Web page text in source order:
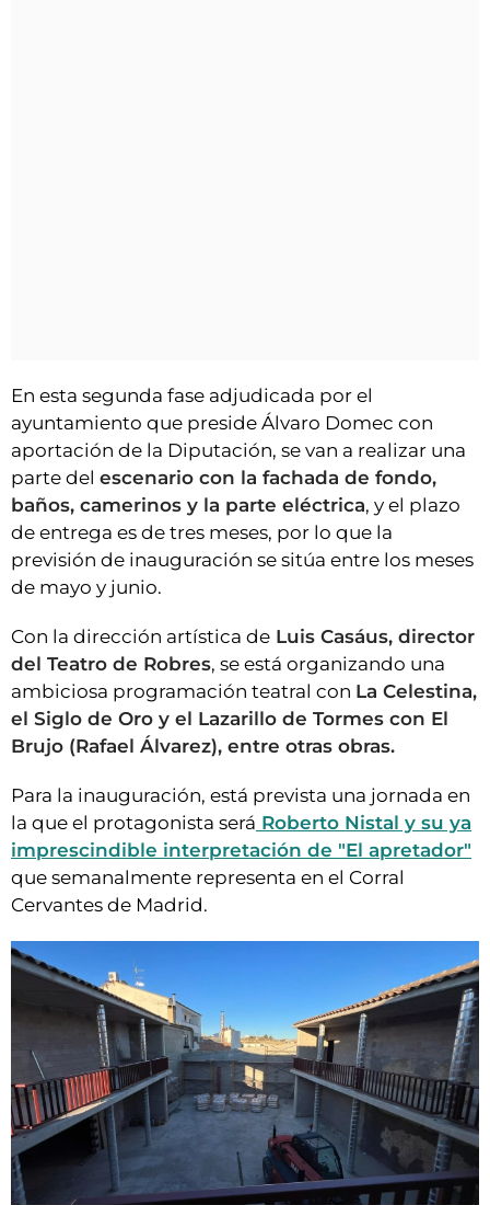
En esta segunda fase adjudicada por el
ayuntamiento que preside Álvaro Domec con
aportación de la Diputación, se van a realizar una
parte del escenario con la fachada de fondo,
baños, camerinos y la parte eléctrica, y el plazo
de entrega es de tres meses, por lo que la
previsión de inauguración se sitúa entre los meses
de mayo y junio.
Con la dirección artística de Luis Casáus, director
del Teatro de Robres, se está organizando una
ambiciosa programación teatral con La Celestina,
el Siglo de Oro y el Lazarillo de Tormes con El
Brujo (Rafael Álvarez), entre otras obras.
Para la inauguración, está prevista una jornada en
la que el protagonista será Roberto Nistal y su ya
imprescindible interpretación de "El apretador"
que semanalmente representa en el Corral
Cervantes de Madrid.